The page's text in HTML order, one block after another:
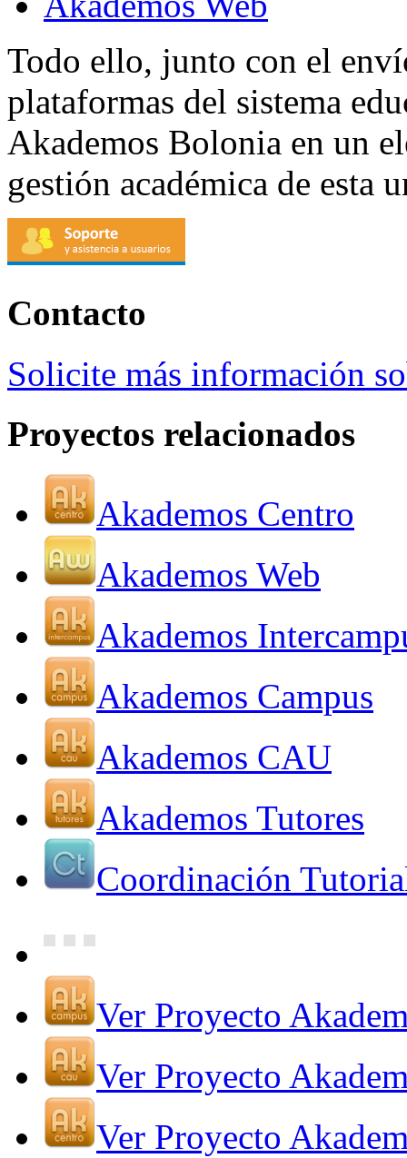
Todo ello, junto con el
plataformas del sistema
Akademos Bolonia en un
gestión académica de esta
Contacto
Solicite más información
Proyectos relacionados
Akademos Centro
Akademos Web
Akademos
Akademos Campus
Akademos CAU
Akademos Tutores
Coordinación
Ver Proyecto
Ver Proyecto
Ver Proyecto